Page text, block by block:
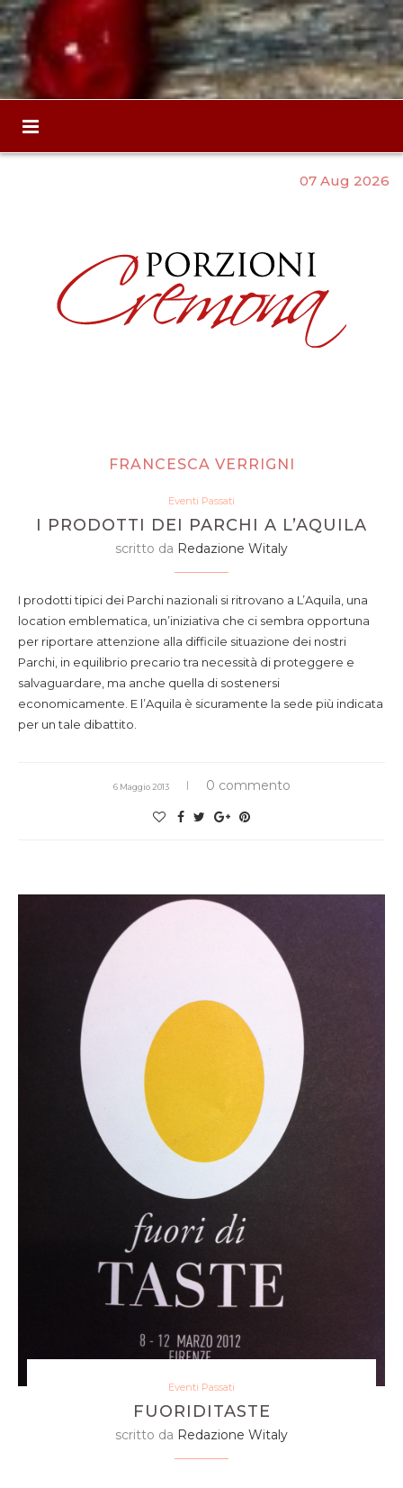
07 Aug 2026
FRANCESCA VERRIGNI
Eventi Passati
I PRODOTTI DEI PARCHI A L’AQUILA
scritto da Redazione Witaly
I prodotti tipici dei Parchi nazionali si ritrovano a L’Aquila, una
location emblematica, un’iniziativa che ci sembra opportuna
per riportare attenzione alla difficile situazione dei nostri
Parchi, in equilibrio precario tra necessità di proteggere e
salvaguardare, ma anche quella di sostenersi
economicamente. E l’Aquila è sicuramente la sede più indicata
per un tale dibattito.
6 Maggio 2013 0 commento
Eventi Passati
FUORIDITASTE
scritto da Redazione Witaly